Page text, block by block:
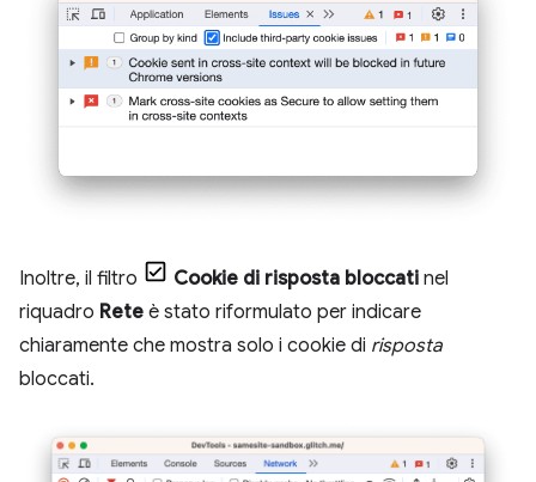
Inoltre, il filtro Cookie di risposta bloccati nel
riquadro Rete è stato riformulato per indicare
chiaramente che mostra solo i cookie di risposta
bloccati.